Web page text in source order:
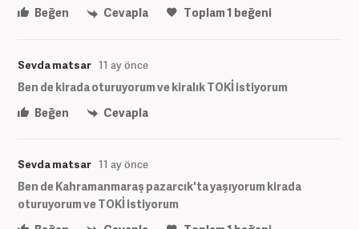
Beğen
Cevapla Toplam1 beğeni
Sevda matsar 11 ay önce
Ben de kirada oturuyorum ve kiralık TOKİ istiyorum
Beğen
Cevapla
Sevda matsar 11 ay önce
Ben de Kahramanmaraş pazarcık'ta yaşıyorum kirada
oturuyorum ve TOKİ istiyorum